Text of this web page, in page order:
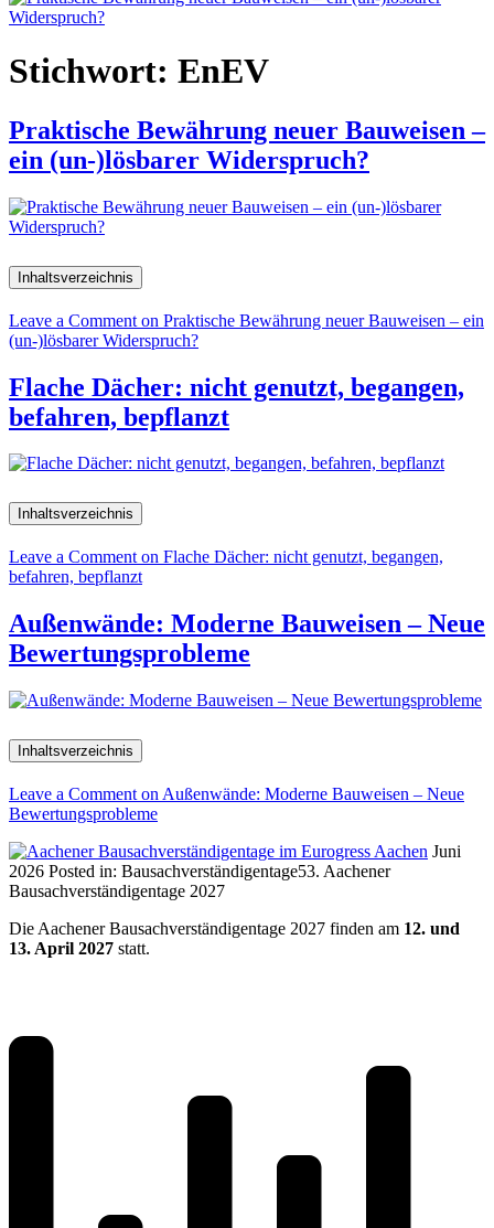
AIBau – Aachener Institut für Bauschadensforschung und
Stichwort: EnEV
Praktische Bewährung neuer Bauweisen –
ein (un-)lösbarer Widerspruch?
Inhaltsverzeichnis
Leave a Comment on Praktische Bewährung neuer Bauweisen – ein
(un-)lösbarer Widerspruch?
Flache Dächer: nicht genutzt, begangen,
befahren, bepflanzt
Inhaltsverzeichnis
Leave a Comment on Flache Dächer: nicht genutzt, begangen,
befahren, bepflanzt
Außenwände: Moderne Bauweisen – Neue
Bewertungsprobleme
Inhaltsverzeichnis
Leave a Comment on Außenwände: Moderne Bauweisen – Neue
Bewertungsprobleme
Juni
2026 Posted in: Bausachverständigentage53. Aachener
Bausachverständigentage 2027
Die Aachener Bausachverständigentage 2027 finden am 12. und
13. April 2027 statt.